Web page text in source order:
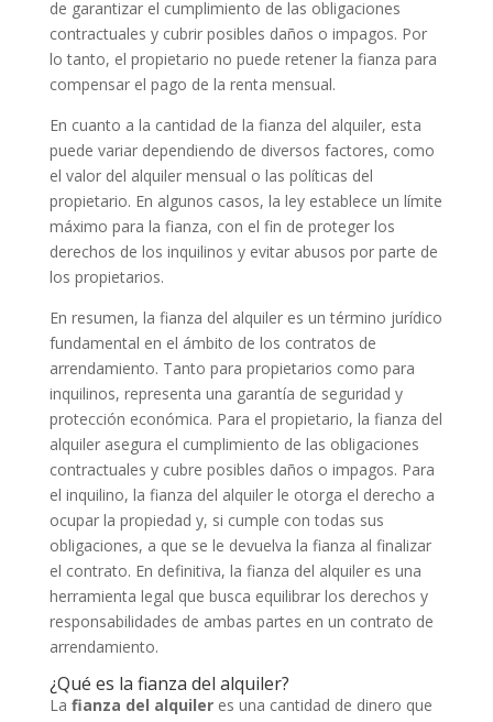
de garantizar el cumplimiento de las obligaciones
contractuales y cubrir posibles daños o impagos. Por
lo tanto, el propietario no puede retener la fianza para
compensar el pago de la renta mensual.
En cuanto a la cantidad de la fianza del alquiler, esta
puede variar dependiendo de diversos factores, como
el valor del alquiler mensual o las políticas del
propietario. En algunos casos, la ley establece un límite
máximo para la fianza, con el fin de proteger los
derechos de los inquilinos y evitar abusos por parte de
los propietarios.
En resumen, la fianza del alquiler es un término jurídico
fundamental en el ámbito de los contratos de
arrendamiento. Tanto para propietarios como para
inquilinos, representa una garantía de seguridad y
protección económica. Para el propietario, la fianza del
alquiler asegura el cumplimiento de las obligaciones
contractuales y cubre posibles daños o impagos. Para
el inquilino, la fianza del alquiler le otorga el derecho a
ocupar la propiedad y, si cumple con todas sus
obligaciones, a que se le devuelva la fianza al finalizar
el contrato. En definitiva, la fianza del alquiler es una
herramienta legal que busca equilibrar los derechos y
responsabilidades de ambas partes en un contrato de
arrendamiento.
¿Qué es la fianza del alquiler?
La fianza del alquileres una cantidad de dinero que